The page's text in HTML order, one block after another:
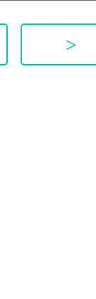
＞